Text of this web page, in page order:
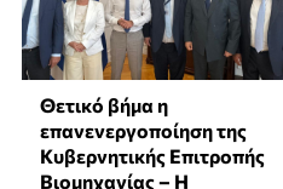
Θετικό βήμα η
επανενεργοποίηση της
Κυβερνητικής Επιτροπής
Βιομηχανίας – Η